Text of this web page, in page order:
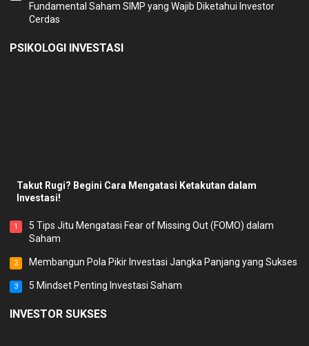
Fundamental Saham SIMP yang Wajib Diketahui Investor
Cerdas
PSIKOLOGI INVESTASI
Takut Rugi? Begini Cara Mengatasi Ketakutan dalam
Investasi!
1
5 Tips Jitu Mengatasi Fear of Missing Out (FOMO) dalam
Saham
2 Membangun Pola Pikir Investasi Jangka Panjang yang Sukses
3 5 Mindset Penting Investasi Saham
INVESTOR SUKSES